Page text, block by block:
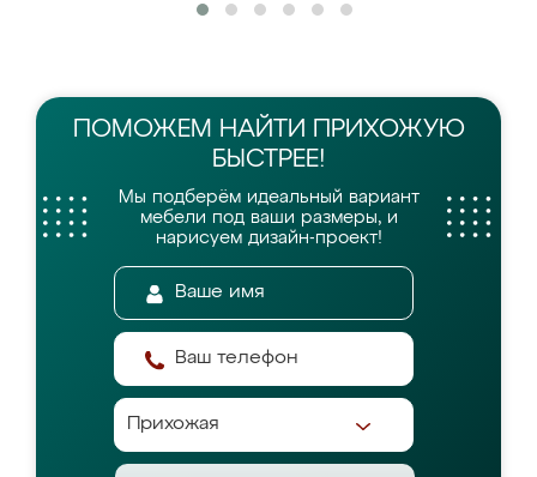
ПОМОЖЕМ НАЙТИ
ПРИХОЖУЮ
БЫСТРЕЕ!
Мы подберём идеальный вариант
мебели под ваши размеры, и
нарисуем дизайн-проект!